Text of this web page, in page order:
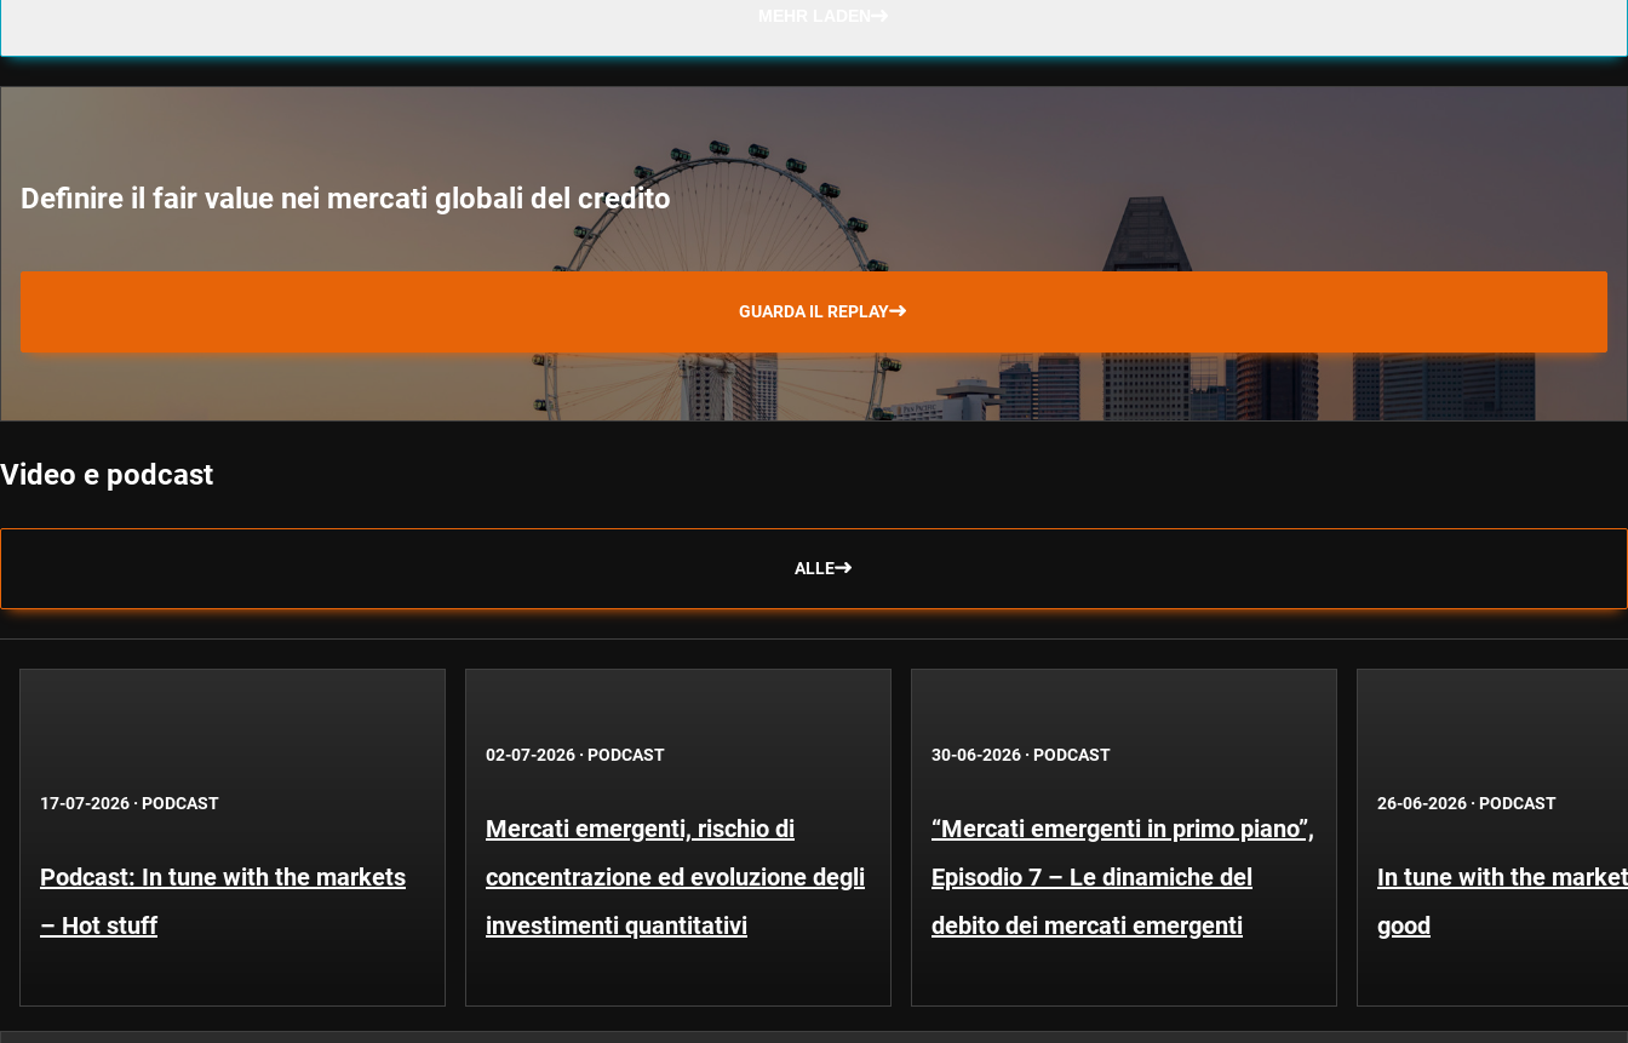
Definire il fair value nei mercati globali del credito
GUARDA IL REPLAY
Video e podcast
ALLE
17-07-2026 · PODCAST
Podcast: In tune with the markets
– Hot stuff
02-07-2026 · PODCAST
Mercati emergenti, rischio di
concentrazione ed evoluzione degli
investimenti quantitativi
30-06-2026 · PODCAST
“Mercati emergenti in primo piano”,
Episodio 7 – Le dinamiche del
debito dei mercati emergenti
26-06-2026 · PODCAST
In tune with the
good